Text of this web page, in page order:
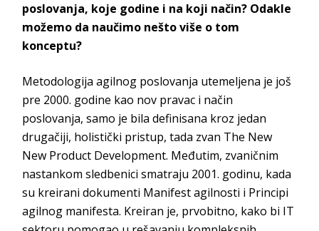
poslovanja, koje godine i na koji način? Odakle
možemo da naučimo nešto više o tom
konceptu?
Metodologija agilnog poslovanja utemeljena je još
pre 2000. godine kao nov pravac i način
poslovanja, samo je bila definisana kroz jedan
drugačiji, holistički pristup, tada zvan The New
New Product Development. Međutim, zvaničnim
nastankom sledbenici smatraju 2001. godinu, kada
su kreirani dokumenti Manifest agilnosti i Principi
agilnog manifesta. Kreiran je, prvobitno, kako bi IT